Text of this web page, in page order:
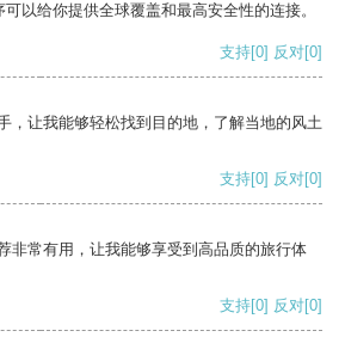
以给你提供全球覆盖和最高安全性的连接。
支持[0] 反对[0]
，让我能够轻松找到目的地，了解当地的风土
支持[0] 反对[0]
非常有用，让我能够享受到高品质的旅行体
支持[0] 反对[0]